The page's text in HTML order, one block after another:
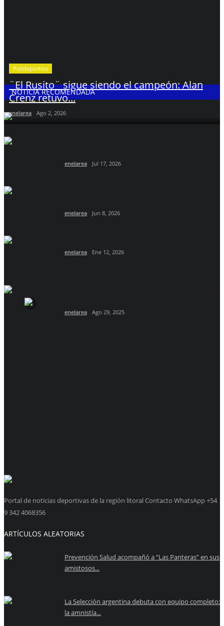
NOTICIA RECOMENDADA
Polideportivo
¨El Rusito¨ sigue siendo el campeón: Alan
Crenz retuvo...
enelarea Ago 2, 2026
enelarea Jul 17, 2026
enelarea Jun 8, 2026
enelarea Ene 12, 2026
enelarea Ago 29, 2025
Portal de noticias deportivas de la región litoral Contacto WhatsApp +54
9 342 4068356
ARTÍCULOS ALEATORIAS
Prevención Salud acompañó a “Las Panteras” en sus
amistosos...
La Selección argentina debuta con equipo completo:
la amnistía...